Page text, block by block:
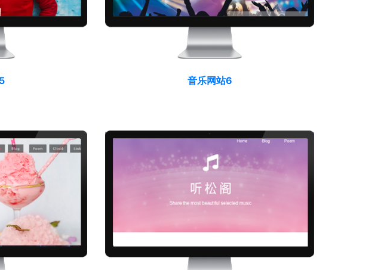
音乐网站6